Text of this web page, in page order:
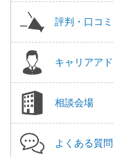
評判・口コミ
キャリアア
相談会場
よくある質問